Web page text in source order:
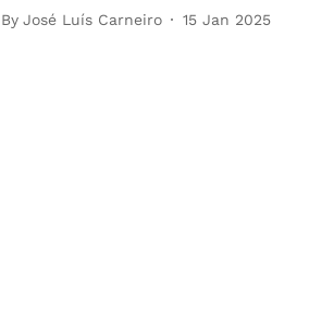
By José Luís Carneiro 15 Jan 2025